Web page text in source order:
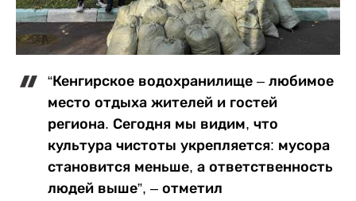
“Кенгирское водохранилище – любимое
место отдыха жителей и гостей
региона. Сегодня мы видим, что
культура чистоты укрепляется: мусора
становится меньше, а ответственность
людей выше”, – отметил